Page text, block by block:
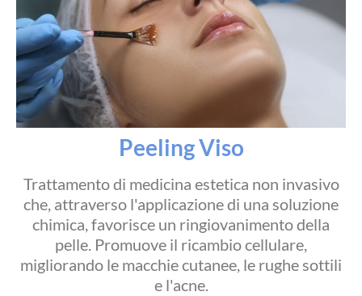
Peeling Viso
Trattamento di medicina estetica non invasivo
che, attraverso l'applicazione di una soluzione
chimica, favorisce un ringiovanimento della
pelle. Promuove il ricambio cellulare,
migliorando le macchie cutanee, le rughe sottili
e l'acne.